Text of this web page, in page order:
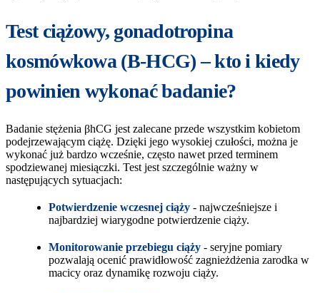
Test ciążowy, gonadotropina
kosmówkowa (B-HCG) – kto i kiedy
powinien wykonać badanie?
Badanie stężenia βhCG jest zalecane przede wszystkim kobietom
podejrzewającym ciążę. Dzięki jego wysokiej czułości, można je
wykonać już bardzo wcześnie, często nawet przed terminem
spodziewanej miesiączki. Test jest szczególnie ważny w
następujących sytuacjach:
Potwierdzenie wczesnej ciąży - najwcześniejsze i
najbardziej wiarygodne potwierdzenie ciąży.
Monitorowanie przebiegu ciąży - seryjne pomiary
pozwalają ocenić prawidłowość zagnieżdżenia zarodka w
macicy oraz dynamikę rozwoju ciąży.